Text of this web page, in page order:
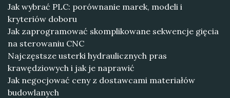
Jak wybrać PLC: porównanie marek, modeli i
kryteriów doboru
Jak zaprogramować skomplikowane sekwencje gięcia
na sterowaniu CNC
Najczęstsze usterki hydraulicznych pras
krawędziowych i jak je naprawić
Jak negocjować ceny z dostawcami materiałów
budowlanych